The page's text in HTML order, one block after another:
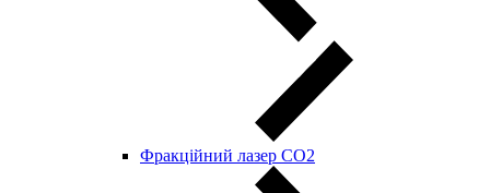
Фракційний лазер СО2